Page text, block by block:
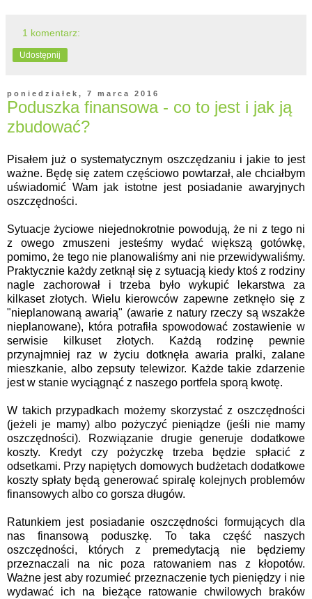
1 komentarz:
Udostępnij
poniedziałek, 7 marca 2016
Poduszka finansowa - co to jest i jak ją
zbudować?
Pisałem już o systematycznym oszczędzaniu i jakie to jest
ważne. Będę się zatem częściowo powtarzał, ale chciałbym
uświadomić Wam jak istotne jest posiadanie awaryjnych
oszczędności.
Sytuacje życiowe niejednokrotnie powodują, że ni z tego ni
z owego zmuszeni jesteśmy wydać większą gotówkę,
pomimo, że tego nie planowaliśmy ani nie przewidywaliśmy.
Praktycznie każdy zetknął się z sytuacją kiedy ktoś z rodziny
nagle zachorował i trzeba było wykupić lekarstwa za
kilkaset złotych. Wielu kierowców zapewne zetknęło się z
"nieplanowaną awarią" (awarie z natury rzeczy są wszakże
nieplanowane), która potrafiła spowodować zostawienie w
serwisie kilkuset złotych. Każdą rodzinę pewnie
przynajmniej raz w życiu dotknęła awaria pralki, zalane
mieszkanie, albo zepsuty telewizor. Każde takie zdarzenie
jest w stanie wyciągnąć z naszego portfela sporą kwotę.
W takich przypadkach możemy skorzystać z oszczędności
(jeżeli je mamy) albo pożyczyć pieniądze (jeśli nie mamy
oszczędności). Rozwiązanie drugie generuje dodatkowe
koszty. Kredyt czy pożyczkę trzeba będzie spłacić z
odsetkami. Przy napiętych domowych budżetach dodatkowe
koszty spłaty będą generować spiralę kolejnych problemów
finansowych albo co gorsza długów.
Ratunkiem jest posiadanie oszczędności formujących dla
nas finansową poduszkę. To taka część naszych
oszczędności, których z premedytacją nie będziemy
przeznaczali na nic poza ratowaniem nas z kłopotów.
Ważne jest aby rozumieć przeznaczenie tych pieniędzy i nie
wydawać ich na bieżące ratowanie chwilowych braków